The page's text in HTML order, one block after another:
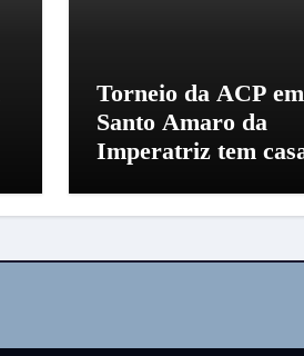
Torneio da ACP em
Santo Amaro da
Imperatriz tem